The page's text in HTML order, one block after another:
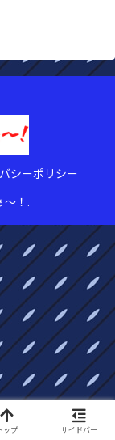
シーポリシー
〜！.
ップ サイドバー